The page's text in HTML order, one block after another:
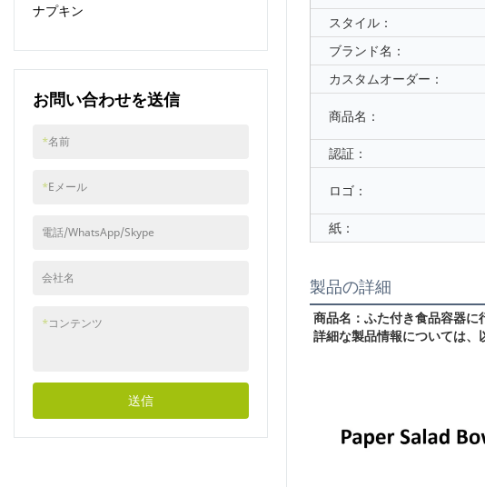
スタイル：
ブランド名：
カスタムオーダー：
商品名：
認証：
ロゴ：
紙：
製品の詳細
商品名： ふた付き食品容器に
詳細な製品情報については、
ナプキン
お問い合わせを送信
*名前
*Eメール
電話/WhatsApp/Skype
会社名
*コンテンツ
送信